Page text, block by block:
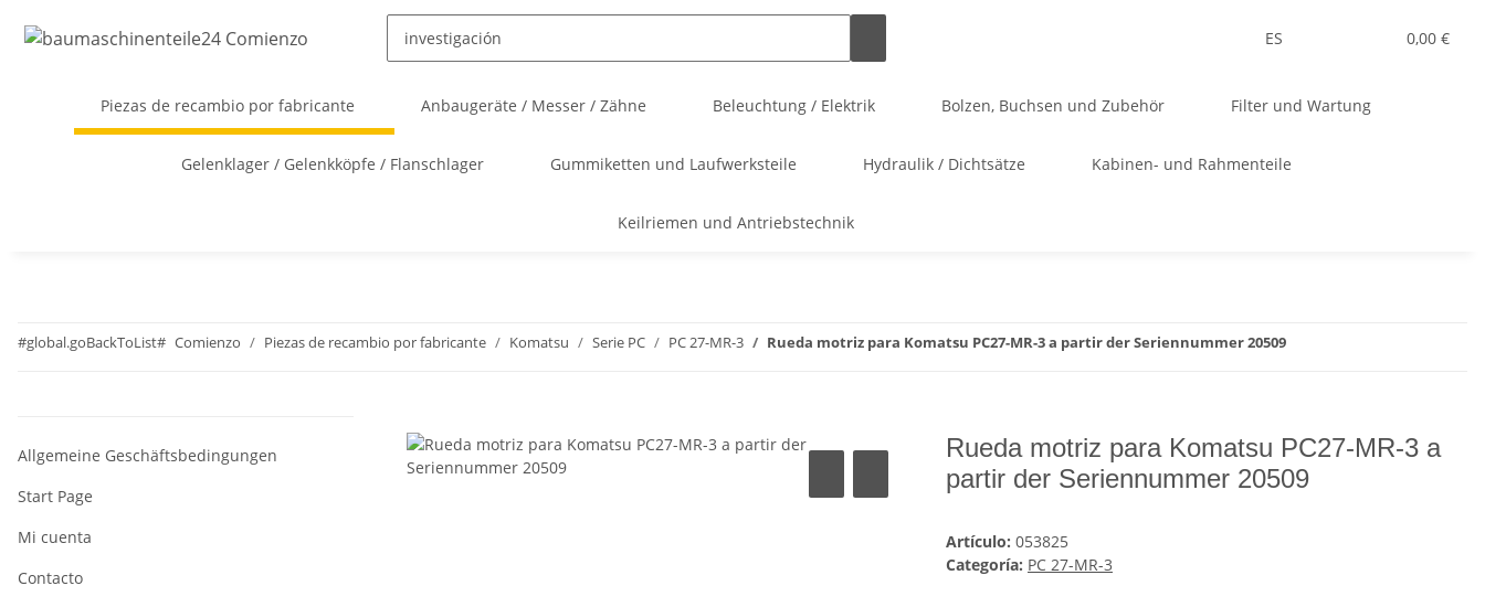
ES 0,00 €
Piezas de recambio por fabricante Anbaugeräte / Messer / Zähne Beleuchtung / Elektrik Bolzen, Buchsen und Zubehör Filter und Wartung
Gelenklager / Gelenkköpfe / Flanschlager Gummiketten und Laufwerksteile Hydraulik / Dichtsätze Kabinen- und Rahmenteile
Keilriemen und Antriebstechnik
#global.goBackToList# Comienzo Piezas de recambio por fabricante Komatsu Serie PC PC 27-MR-3 Rueda motriz para Komatsu PC27-MR-3 a partir der Seriennummer 20509
Rueda motriz para Komatsu PC27-MR-3 a
partir der Seriennummer 20509
Artículo: 053825
Categoría: PC 27-MR-3
Allgemeine Geschäftsbedingungen
Start Page
Mi cuenta
Contacto